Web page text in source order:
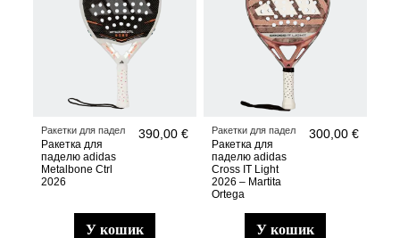
Ракетки для падел
Ракетка для
паделю adidas
Metalbone Ctrl
2026
390,00 €
у кошик
Ракетки для падел
Ракетка для
паделю adidas
Cross IT Light
2026 – Martita
Ortega
300,00 €
у кошик